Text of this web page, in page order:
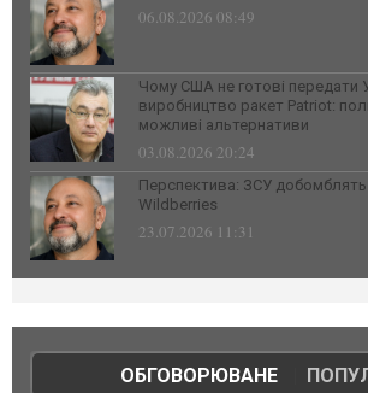
06.08.2026 08:49
Чому США не готові передати
виробництво ракет Patriot:
можливі альтернативи
03.08.2026 20:24
Перспектива: ЗСУ добомблять
Wildberries
23.07.2026 11:31
ОБГОВОРЮВАНЕ|